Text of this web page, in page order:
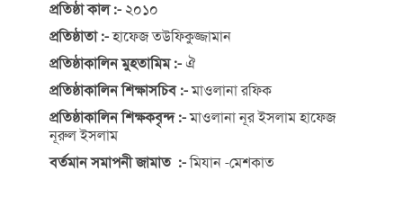
প্রতিষ্ঠা কাল :- ২০১০
প্রতিষ্ঠাতা :-হাফেজ তউফিকুজ্জামান
প্রতিষ্ঠাকালিন মুহতামিম :- ঐ
প্রতিষ্ঠাকালিন শিক্ষাসচিব :-মাওলানা রফিক
প্রতিষ্ঠাকালিন শিক্ষকবৃন্দ :-মাওলানা নূর ইসলাম হাফেজ
নূরুল ইসলাম
বর্তমান সমাপনী জামাত :-মিযান -মেশকাত